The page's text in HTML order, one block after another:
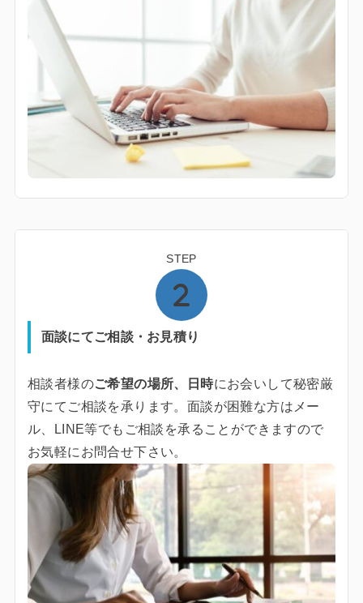
STEP
面談にてご相談・お見積り
相談者様のご希望の場所、日時にお会いして秘密厳
守にてご相談を承ります。面談が困難な方はメー
ル、LINE等でもご相談を承ることができますので
お気軽にお問合せ下さい。